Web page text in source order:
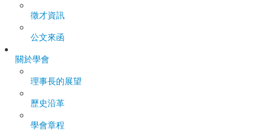
徵才資訊
公文來函
關於學會
理事長的展望
歷史沿革
學會章程